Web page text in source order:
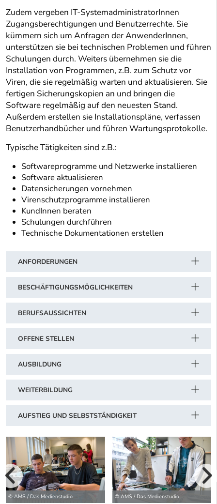
Zudem vergeben IT-SystemadministratorInnen
Zugangsberechtigungen und Benutzerrechte. Sie
kümmern sich um Anfragen der AnwenderInnen,
unterstützen sie bei technischen Problemen und führen
Schulungen durch. Weiters übernehmen sie die
Installation von Programmen, z.B. zum Schutz vor
Viren, die sie regelmäßig warten und aktualisieren. Sie
fertigen Sicherungskopien an und bringen die
Software regelmäßig auf den neuesten Stand.
Außerdem erstellen sie Installationspläne, verfassen
Benutzerhandbücher und führen Wartungsprotokolle.
Typische Tätigkeiten sind z.B.:
Softwareprogramme und Netzwerke installieren
Software aktualisieren
Datensicherungen vornehmen
Virenschutzprogramme installieren
KundInnen beraten
Schulungen durchführen
Technische Dokumentationen erstellen
ANFORDERUNGEN
BESCHÄFTIGUNGSMÖGLICHKEITEN
BERUFSAUSSICHTEN
OFFENE STELLEN
AUSBILDUNG
WEITERBILDUNG
AUFSTIEG UND SELBSTSTÄNDIGKEIT
© AMS / Das Medienstudio © AMS / Das Medienstudio